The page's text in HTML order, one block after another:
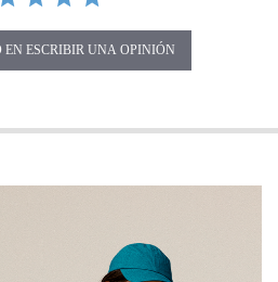
EN ESCRIBIR UNA OPINIÓN